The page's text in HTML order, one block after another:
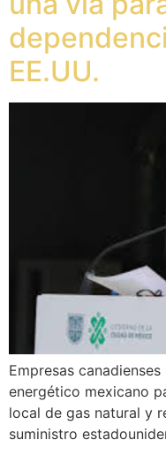
EE.UU.
Empresas
energético mexicano
local de gas natural y
suministro